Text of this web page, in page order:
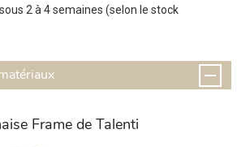
2 à 4 semaines (selon le stock
Frame de Talenti